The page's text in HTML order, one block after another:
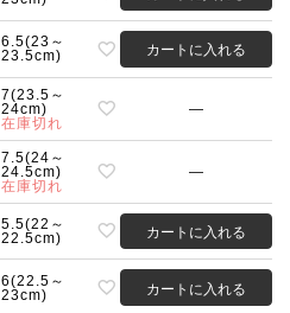
6.5(23～
23.5cm)
カートに入れる
7(23.5～
24cm)
在庫切れ
—
7.5(24～
24.5cm)
在庫切れ
—
5.5(22～
22.5cm)
カートに入れる
6(22.5～
23cm)
カートに入れる